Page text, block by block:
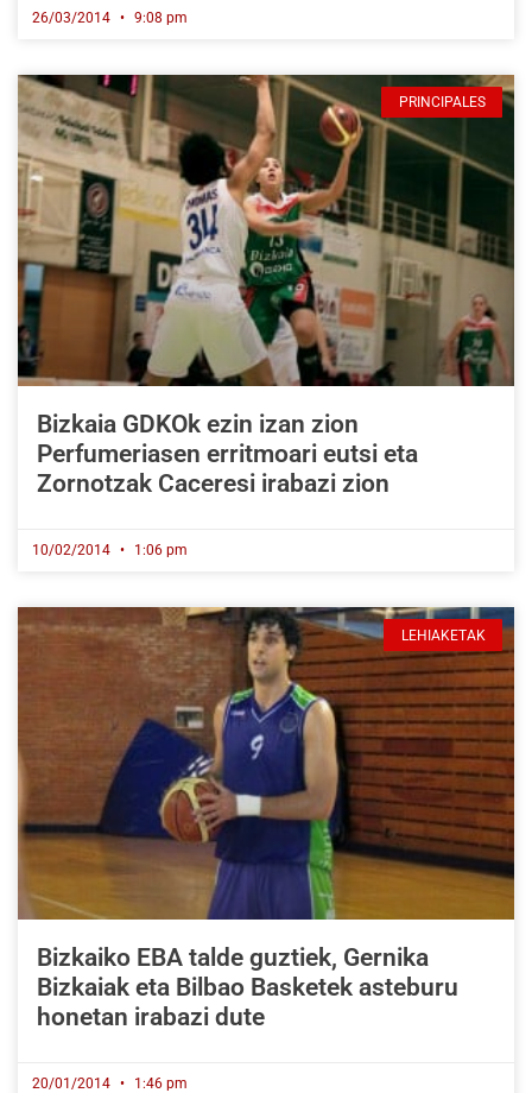
26/03/2014 9:08 pm
PRINCIPALES
Bizkaia GDKOk ezin izan zion
Perfumeriasen erritmoari eutsi eta
Zornotzak Caceresi irabazi zion
10/02/2014 1:06 pm
LEHIAKETAK
Bizkaiko EBA talde guztiek, Gernika
Bizkaiak eta Bilbao Basketek asteburu
honetan irabazi dute
20/01/2014 1:46 pm